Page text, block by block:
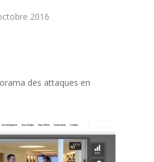
2016
des attaques en